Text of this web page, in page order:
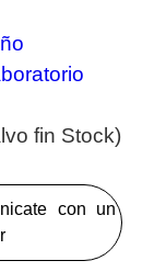
fin Stock)
con un